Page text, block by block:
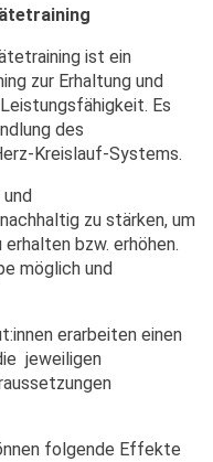
ist ein
zur Erhaltung und
Es
des
Kreislauf-Systems.
zu stärken, um
bzw. erhöhen.
möglich und
erarbeiten einen
jeweiligen
folgende Effekte